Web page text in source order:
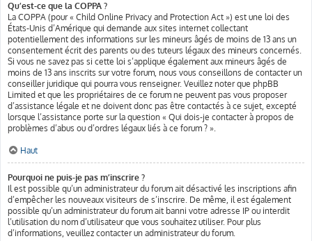
Qu’est-ce que la COPPA ?
La COPPA (pour « Child Online Privacy and Protection Act ») est une loi des
États-Unis d’Amérique qui demande aux sites internet collectant
potentiellement des informations sur les mineurs âgés de moins de 13 ans un
consentement écrit des parents ou des tuteurs légaux des mineurs concernés.
Si vous ne savez pas si cette loi s’applique également aux mineurs âgés de
moins de 13 ans inscrits sur votre forum, nous vous conseillons de contacter un
conseiller juridique qui pourra vous renseigner. Veuillez noter que phpBB
Limited et que les propriétaires de ce forum ne peuvent pas vous proposer
d’assistance légale et ne doivent donc pas être contactés à ce sujet, excepté
lorsque l’assistance porte sur la question « Qui dois-je contacter à propos de
problèmes d’abus ou d’ordres légaux liés à ce forum ? ».
Haut
Pourquoi ne puis-je pas m’inscrire ?
Il est possible qu’un administrateur du forum ait désactivé les inscriptions afin
d’empêcher les nouveaux visiteurs de s’inscrire. De même, il est également
possible qu’un administrateur du forum ait banni votre adresse IP ou interdit
l’utilisation du nom d’utilisateur que vous souhaitez utiliser. Pour plus
d’informations, veuillez contacter un administrateur du forum.